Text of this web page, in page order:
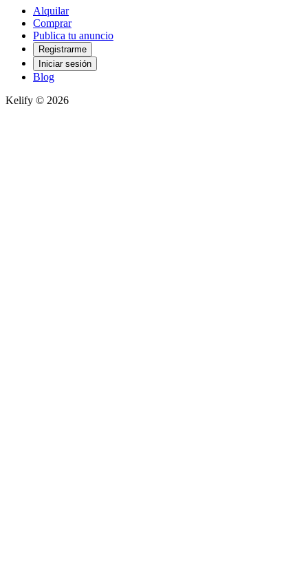
Alquilar
Comprar
Publica tu anuncio
Registrarme
Iniciar sesión
Blog
Kelify © 2026